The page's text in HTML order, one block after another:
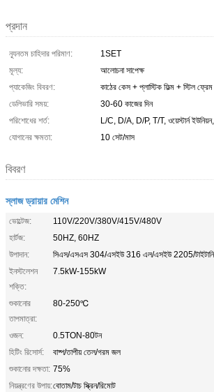
প্রদান
ন্যূনতম চাহিদার পরিমাণ:
1SET
মূল্য:
আলোচনা সাপেক্ষ
প্যাকেজিং বিবরণ:
কাঠের কেস + প্লাস্টিক ফিল্ম + স্টিল ফ্রেম
ডেলিভারি সময়:
30-60 কাজের দিন
পরিশোধের শর্ত:
L/C, D/A, D/P, T/T, ওয়েস্টার্ন ইউনিয়ন,
যোগানের ক্ষমতা:
10 সেট/মাস
বিবরণ
স্লাজ ড্রায়ার মেশিন
ভোল্টেজ:
110V/220V/380V/415V/480V
হার্টজ:
50HZ, 60HZ
উপাদান:
সিএস/এসএস 304/এসইউ 316 এল/এসইউ 2205/
ইনস্টলেশন
শক্তি:
7.5kW-155kW
শুকানোর
তাপমাত্রা:
80-250℃
ওজন:
0.5TON-80টন
হিটিং রিসোর্স:
বাষ্প/তাপীয় তেল/গরম জল
শুকানোর দক্ষতা: 75%
নিয়ন্ত্রণের উপায়:বোতাম/টাচ স্ক্রিন/রিমোট